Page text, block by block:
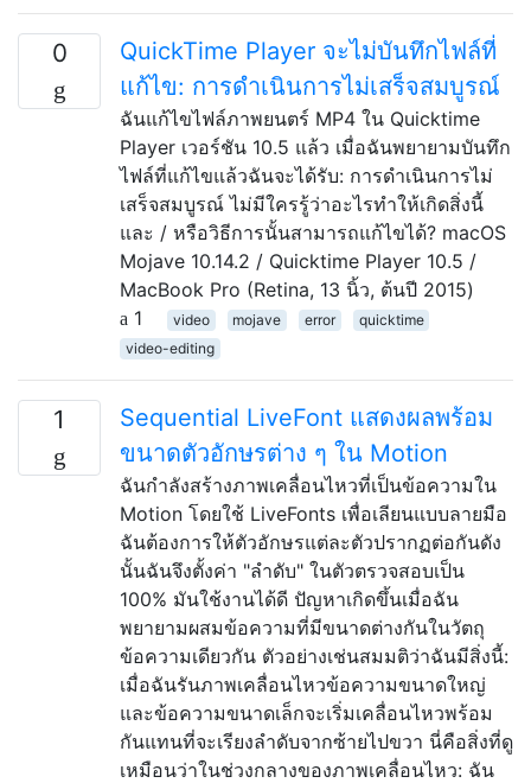
0
QuickTime Player จะไม่บันทึกไฟล์ที่
แก้ไข: การดำเนินการไม่เสร็จสมบูรณ์
ฉันแก้ไขไฟล์ภาพยนตร์ MP4 ใน Quicktime
Player เวอร์ชัน 10.5 แล้ว เมื่อฉันพยายามบันทึก
ไฟล์ที่แก้ไขแล้วฉันจะได้รับ: การดำเนินการไม่
เสร็จสมบูรณ์ ไม่มีใครรู้ว่าอะไรทำให้เกิดสิ่งนี้
และ / หรือวิธีการนั้นสามารถแก้ไขได้? macOS
Mojave 10.14.2 / Quicktime Player 10.5 /
MacBook Pro (Retina, 13 นิ้ว, ต้นปี 2015)
1
video mojave error
quicktime
video-editing
1
Sequential LiveFont แสดงผลพร้อม
ขนาดตัวอักษรต่าง ๆ ใน Motion
ฉันกำลังสร้างภาพเคลื่อนไหวที่เป็นข้อความใน
Motion โดยใช้ LiveFonts เพื่อเลียนแบบลายมือ
ฉันต้องการให้ตัวอักษรแต่ละตัวปรากฏต่อกันดัง
นั้นฉันจึงตั้งค่า "ลำดับ" ในตัวตรวจสอบเป็น
100% มันใช้งานได้ดี ปัญหาเกิดขึ้นเมื่อฉัน
พยายามผสมข้อความที่มีขนาดต่างกันในวัตถุ
ข้อความเดียวกัน ตัวอย่างเช่นสมมติว่าฉันมีสิ่งนี้:
เมื่อฉันรันภาพเคลื่อนไหวข้อความขนาดใหญ่
และข้อความขนาดเล็กจะเริ่มเคลื่อนไหวพร้อม
กันแทนที่จะเรียงลำดับจากซ้ายไปขวา นี่คือสิ่งที่ดู
เหมือนว่าในช่วงกลางของภาพเคลื่อนไหว: ฉัน